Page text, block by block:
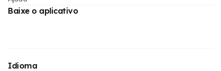
Baixe o aplicativo
Idioma